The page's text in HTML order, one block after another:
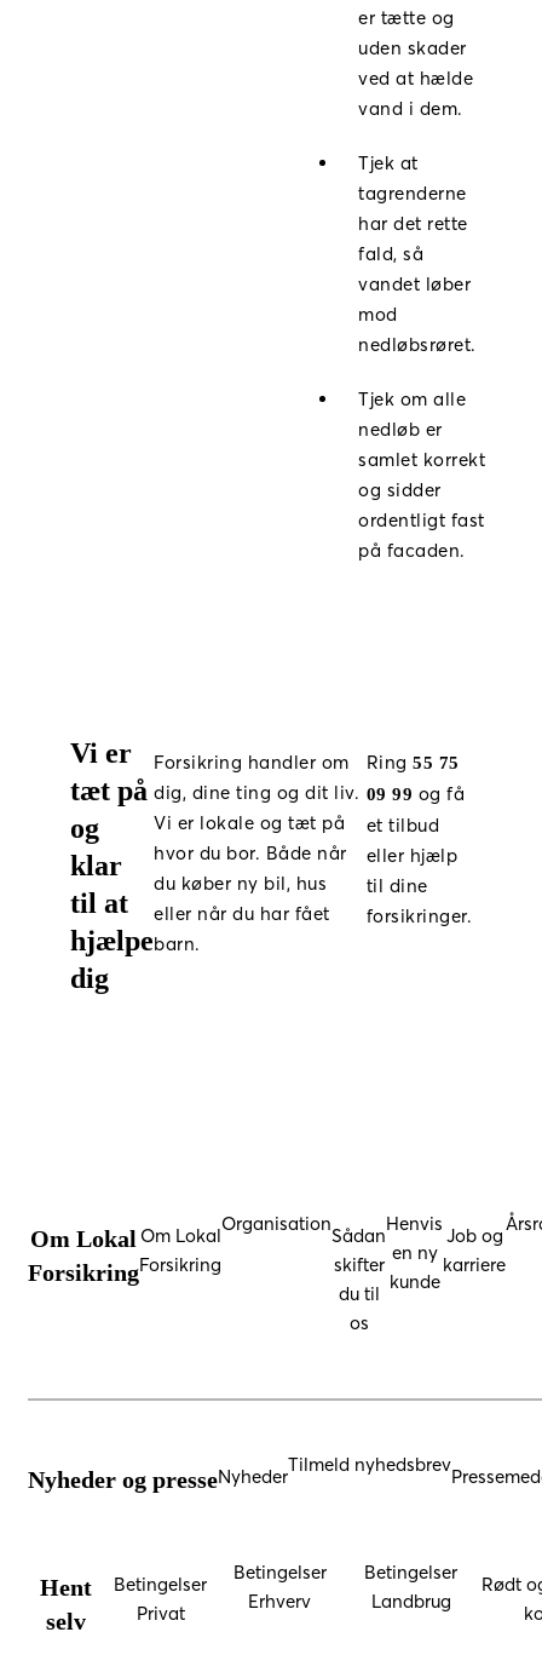
er tætte og
uden skader
ved at hælde
vand i dem.
Tjek at
tagrenderne
har det rette
fald, så
vandet løber
mod
nedløbsrøret.
Tjek om alle
nedløb er
samlet korrekt
og sidder
ordentligt fast
på facaden.
Vi er
tæt på
og
klar
til at
hjælpe
dig
Forsikring handler om
dig, dine ting og dit liv.
Vi er lokale og tæt på
hvor du bor. Både når
du køber ny bil, hus
eller når du har fået
barn.
Ring 55 75
09 99 og få
et tilbud
eller hjælp
til dine
forsikringer.
Om Lokal
Forsikring
Om Lokal
Forsikring
Organisation
Sådan
skifter
du til
os
Henvis
en ny
kunde
Job og
karriere
Nyheder og presseNyheder
Tilmeld nyhedsbrev
Hent
selv
Betingelser
Privat
Betingelser
Erhverv
Betingelser
Landbrug
Rødt